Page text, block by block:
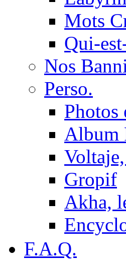
Mots
Qui-
Nos
Perso.
Photos
Album
Gropif
Akha,
F.A.Q.